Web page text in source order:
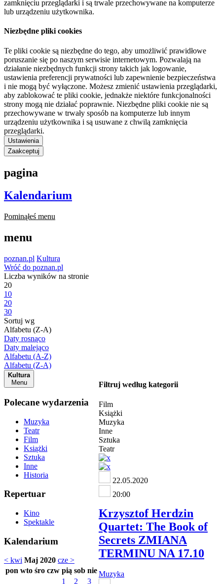
zamknięciu przeglądarki i są trwale przechowywane na komputerze
lub urządzeniu użytkownika.
Niezbędne pliki cookies
Te pliki cookie są niezbędne do tego, aby umożliwić prawidłowe
poruszanie się po naszym serwisie internetowym. Pozwalają na
działanie niezbędnych funkcji strony takich jak logowanie,
ustawienia preferencji prywatności lub zapewnienie bezpieczeństwa
i nie mogą być wyłączone. Możesz zmienić ustawienia przeglądarki,
aby zablokować te pliki cookie, jednakże niektóre funkcjonalności
strony mogą nie działać poprawnie. Niezbędne pliki cookie nie są
przechowywane w trwały sposób na komputerze lub innym
urządzeniu użytkownika i są usuwane z chwilą zamknięcia
przeglądarki.
Ustawienia
Zaakceptuj
pagina
Kalendarium
Pominąłeś menu
menu
poznan.pl Kultura
Wróć do poznan.pl
Liczba wyników na stronie
20
10
20
30
Sortuj wg
Alfabetu (Z-A)
Daty rosnąco
Daty malejąco
Alfabetu (A-Z)
Alfabetu (Z-A)
Kultura
Menu
Polecane wydarzenia
Muzyka
Teatr
Film
Książki
Sztuka
Inne
Historia
Repertuar
Kino
Spektakle
Kalendarium
< kwi Maj 2020 cze >
pon wto śro czw pią sob nie
1
2
3
Filtruj według kategorii
Film
Książki
Muzyka
Inne
Sztuka
Teatr
22.05.2020
20:00
Krzysztof Herdzin
Quartet: The Book of
Secrets ZMIANA
TERMINU NA 17.10
Muzyka